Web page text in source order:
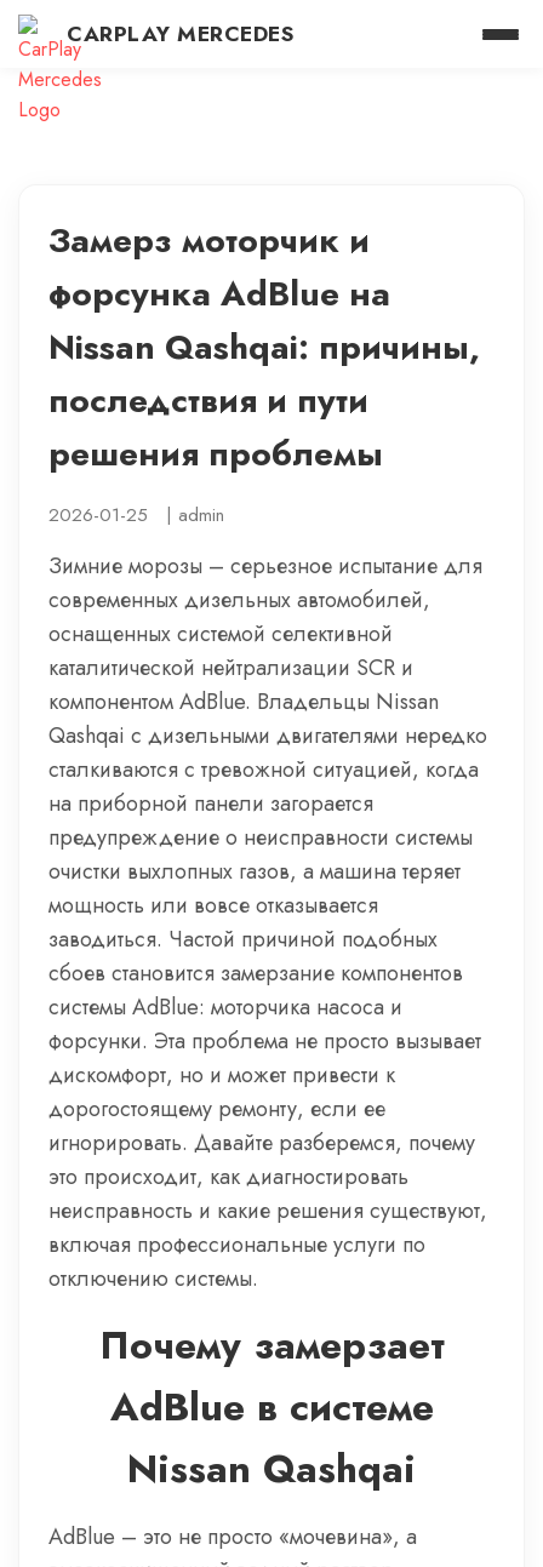
CARPLAY MERCEDES
Замерз моторчик и
форсунка AdBlue на
Nissan Qashqai: причины,
последствия и пути
решения проблемы
2026-01-25 | admin
Зимние морозы – серьезное испытание для
современных дизельных автомобилей,
оснащенных системой селективной
каталитической нейтрализации SCR и
компонентом AdBlue. Владельцы Nissan
Qashqai с дизельными двигателями нередко
сталкиваются с тревожной ситуацией, когда
на приборной панели загорается
предупреждение о неисправности системы
очистки выхлопных газов, а машина теряет
мощность или вовсе отказывается
заводиться. Частой причиной подобных
сбоев становится замерзание компонентов
системы AdBlue: моторчика насоса и
форсунки. Эта проблема не просто вызывает
дискомфорт, но и может привести к
дорогостоящему ремонту, если ее
игнорировать. Давайте разберемся, почему
это происходит, как диагностировать
неисправность и какие решения существуют,
включая профессиональные услуги по
отключению системы.
Почему замерзает
AdBlue в системе
Nissan Qashqai
AdBlue – это не просто «мочевина», а